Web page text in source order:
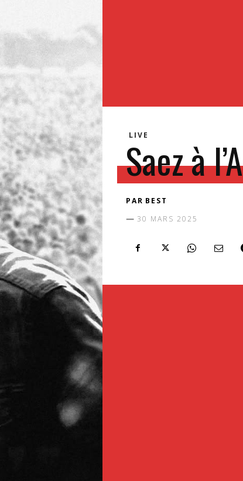
LIVE
Saez à
PAR BEST
30 MARS 2025